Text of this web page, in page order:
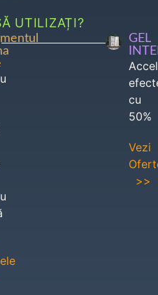
UTILIZAȚI?
GEL
cu
50%
Vezi
>>